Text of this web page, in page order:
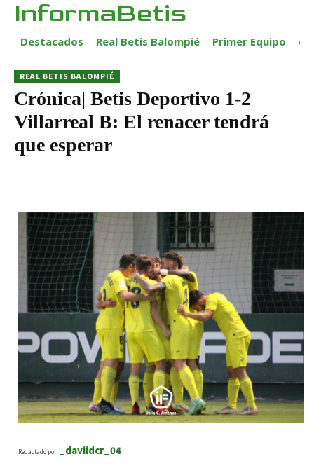
InformaBetis
Destacados Real Betis Balompié Primer Equipo
REAL BETIS BALOMPIÉ
Crónica| Betis Deportivo 1-2
Villarreal B: El renacer tendrá
que esperar
Redactado por _daviidcr_04